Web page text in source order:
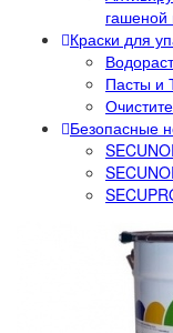
гашеной
Краски для
Пасты и
Безопасные